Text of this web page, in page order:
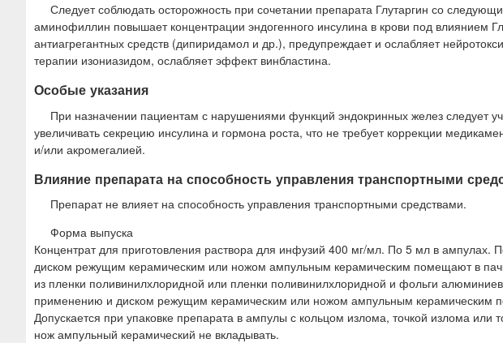
Следует соблюдать осторожность при сочетании препарата Глутаргин со
аминофиллин повышает концентрации эндогенного инсулина в крови под влиянием
антиагрегантных средств (дипиридамол и др.), предупреждает и ослабляет
терапии изониазидом, ослабляет эффект винбластина.
Особые указания
При назначении пациентам с нарушениями функций эндокринных желез следует
увеличивать секрецию инсулина и гормона роста, что не требует коррекции
и/или акромегалией.
Влияние препарата на способность управления транспортными
Препарат не влияет на способность управления транспортными средствами.
Форма выпуска
Концентрат для приготовления раствора для инфузий 400 мг/мл. По 5 мл в ампулах.
диском режущим керамическим или ножом ампульным керамическим помещают в
из пленки поливинилхлоридной или пленки поливинилхлоридной и фольги
применению и диском режущим керамическим или ножом ампульным керамическим
Допускается при упаковке препарата в ампулы с кольцом излома, точкой излома или
нож ампульный керамический не вкладывать.